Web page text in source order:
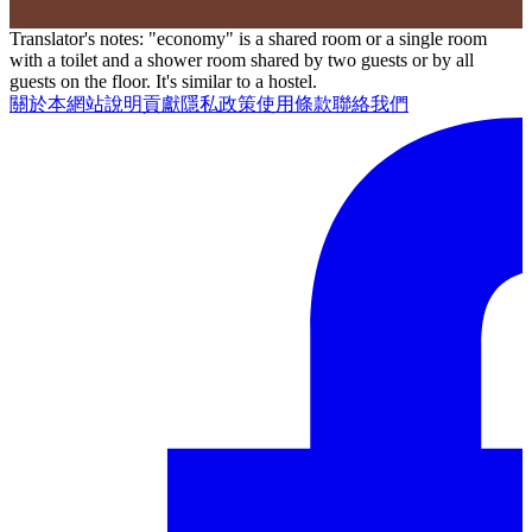
Translator's notes: "economy" is a shared room or a single room
with a toilet and a shower room shared by two guests or by all
guests on the floor. It's similar to a hostel.
關於本網站說明貢獻隱私政策使用條款聯絡我們